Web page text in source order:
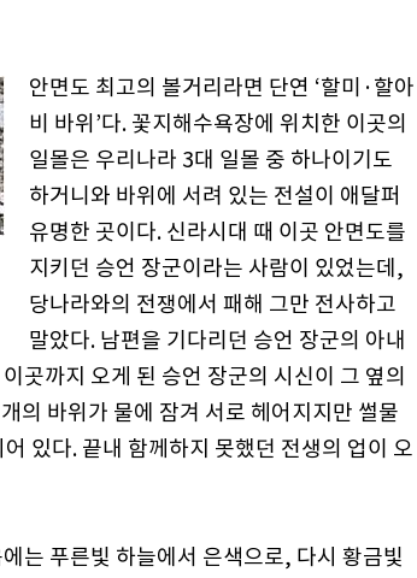
안면도 최고의 볼거리라면 단연 ‘할미·할아
비 바위’다. 꽃지해수욕장에 위치한 이곳의
일몰은 우리나라 3대 일몰 중 하나이기도
하거니와 바위에 서려 있는 전설이 애달퍼
유명한 곳이다. 신라시대 때 이곳 안면도를
지키던 승언 장군이라는 사람이 있었는데,
당나라와의 전쟁에서 패해 그만 전사하고
말았다. 남편을 기다리던 승언 장군의 아내
곳까지 오게 된 승언 장군의 시신이 그 옆의
의 바위가 물에 잠겨 서로 헤어지지만 썰물
있다. 끝내 함께하지 못했던 전생의 업이 오
는 푸른빛 하늘에서 은색으로, 다시 황금빛